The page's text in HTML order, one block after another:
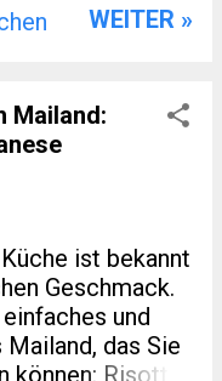
der
–
Tickets Im
der illegale
Polizei
der
von Tickets
Telefonate
kleine Deals
Verbrechen,
Funktionäre
WEITER »
Mailand:
ist bekannt
Geschmack.
und
das Sie
Risotto